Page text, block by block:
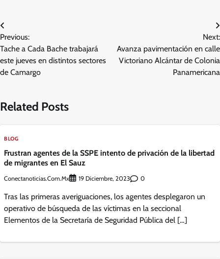
Navegación
de
entradas
Previous:
Tache a Cada Bache trabajará
este jueves en distintos sectores
de Camargo
Next:
Avanza pavimentación en calle
Victoriano Alcántar de Colonia
Panamericana
Related Posts
BLOG
Frustran agentes de la SSPE intento de privación de la libertad
de migrantes en El Sauz
Conectanoticias.com.mx 19 Diciembre, 2023 0
Tras las primeras averiguaciones, los agentes desplegaron un
operativo de búsqueda de las víctimas en la seccional
Elementos de la Secretaría de Seguridad Pública del […]